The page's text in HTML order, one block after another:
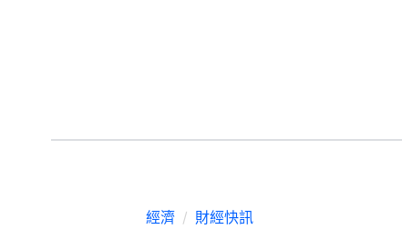
經濟 財經快訊